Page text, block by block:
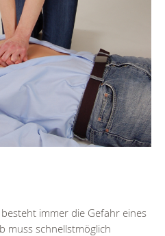
immer die Gefahr eines
muss schnellstmöglich